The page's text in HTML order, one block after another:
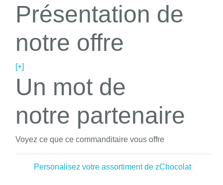
Présentation de
notre offre
[+]
Un mot de
notre partenaire
Voyez ce que ce commanditaire vous offre
Personalisez votre assortiment de zChocolat